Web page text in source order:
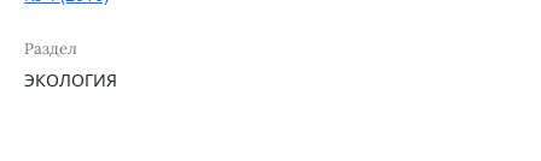
Раздел
ЭКОЛОГИЯ